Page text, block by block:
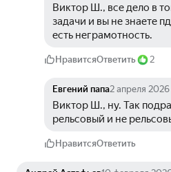
Виктор Ш., все дело в
задачи и вы не знаете
есть неграмотность.
НравитсяОтветить 2
Евгений папа2 апреля 2026
Виктор Ш., ну. Так
рельсовый и не
НравитсяОтветить